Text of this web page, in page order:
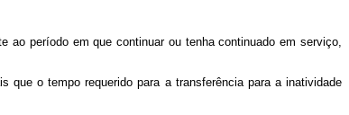
ao período em que continuar ou tenha continuado em serviço,
o tempo requerido para a transferência para a inatividade